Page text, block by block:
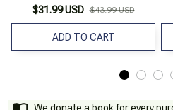
Chiến Với Rồng Khổng Lồ Ở
Thành Phố Nước - Bản Đặc Biệt -
Tặng Kèm Bookmark + Poster +
Standee
$31.99 USD $43.99 USD
ADD TO CART